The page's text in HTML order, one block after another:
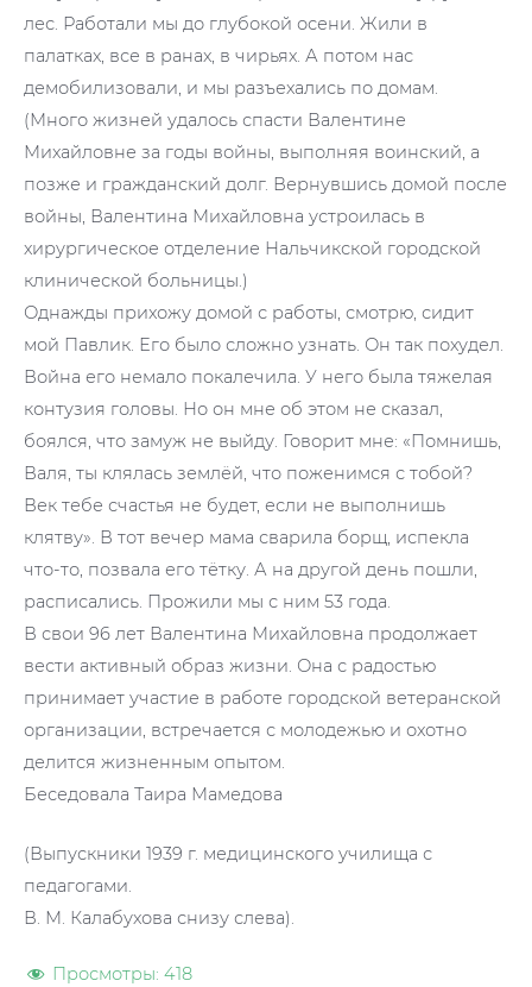
лес. Работали мы до глубокой осени. Жили в
палатках, все в ранах, в чирьях. А потом нас
демобилизовали, и мы разъехались по домам.
(Много жизней удалось спасти Валентине
Михайловне за годы войны, выполняя воинский, а
позже и гражданский долг. Вернувшись домой после
войны, Валентина Михайловна устроилась в
хирургическое отделение Нальчикской городской
клинической больницы.)
Однажды прихожу домой с работы, смотрю, сидит
мой Павлик. Его было сложно узнать. Он так похудел.
Война его немало покалечила. У него была тяжелая
контузия головы. Но он мне об этом не сказал,
боялся, что замуж не выйду. Говорит мне: «Помнишь,
Валя, ты клялась землёй, что поженимся с тобой?
Век тебе счастья не будет, если не выполнишь
клятву». В тот вечер мама сварила борщ, испекла
что-то, позвала его тётку. А на другой день пошли,
расписались. Прожили мы с ним 53 года.
В свои 96 лет Валентина Михайловна продолжает
вести активный образ жизни. Она с радостью
принимает участие в работе городской ветеранской
организации, встречается с молодежью и охотно
делится жизненным опытом.
Беседовала Таира Мамедова
(Выпускники 1939 г. медицинского училища с
педагогами.
В. М. Калабухова снизу слева).
Просмотры: 418